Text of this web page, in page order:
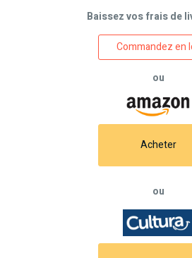
Baissez vos frais de
Commandez en
ou
Acheter
ou